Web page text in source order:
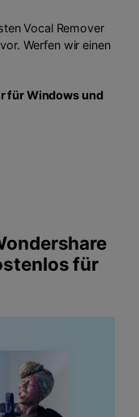
Vocal Remover
Werfen wir einen
für Windows und
für